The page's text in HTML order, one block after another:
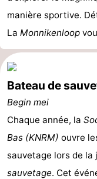
manière sportive.
La Monnikenloop
Bateau de
Begin mei
Chaque année, la
Bas (KNRM) ouvre
sauvetage lors de la
sauvetage. Cet